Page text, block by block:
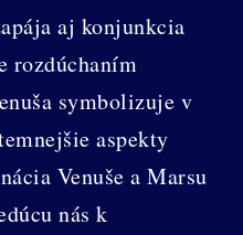
aj konjunkcia
rozdúchaním
symbolizuje v
aspekty
Venuše a Marsu
nás k